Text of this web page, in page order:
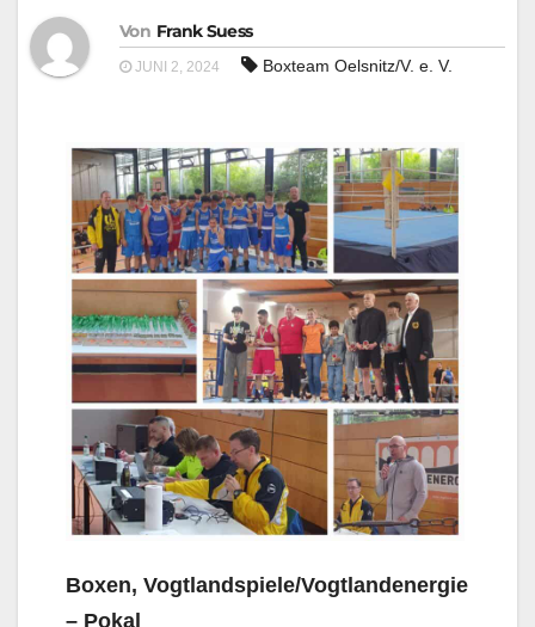
Von Frank Suess
JUNI 2, 2024 Boxteam Oelsnitz/V. e. V.
Boxen, Vogtlandspiele/Vogtlandenergie
– Pokal